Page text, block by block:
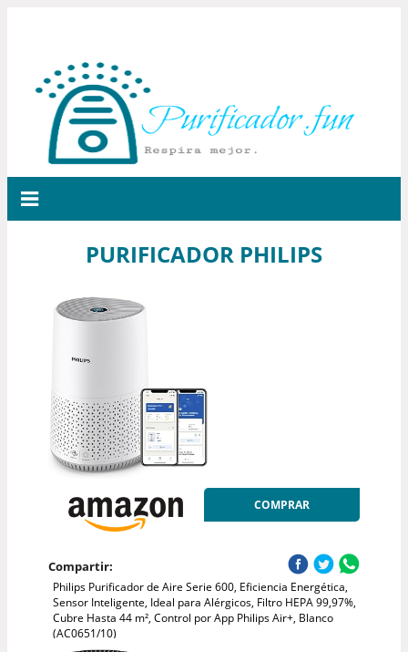
PURIFICADOR PHILIPS
COMPRAR
Compartir:
Philips Purificador de Aire Serie 600, Eficiencia Energética,
Sensor Inteligente, Ideal para Alérgicos, Filtro HEPA 99,97%,
Cubre Hasta 44 m², Control por App Philips Air+, Blanco
(AC0651/10)